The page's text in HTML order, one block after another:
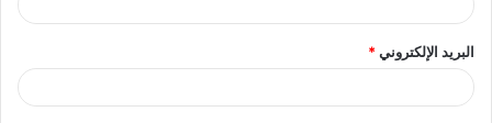
البريد الإلكتروني*